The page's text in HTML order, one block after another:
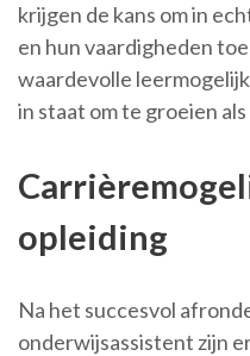
krijgen de kans om in
en hun vaardigheden
waardevolle
in staat om te groeien
opleiding
Na het succesvol
onderwijsassistent zijn